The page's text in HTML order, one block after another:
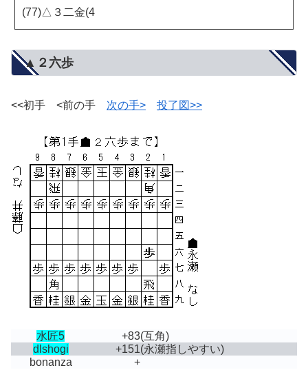
(77)△３二金(4
▲２六歩
<<初手 <前の手 次の手> 投了図>>
水匠5 +83(互角)
dlshogi
+151(永瀬指しやすい)
bonanza
+